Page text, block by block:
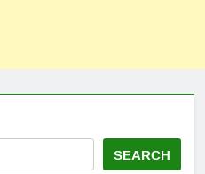
SEARCH